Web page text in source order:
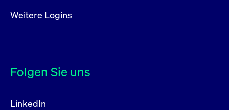
Weitere Logins
Folgen Sie uns
LinkedIn